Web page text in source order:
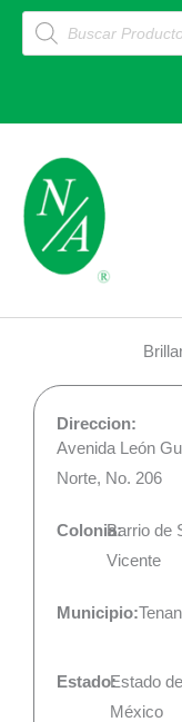
Products
search
Direccion:
Avenida León
Norte, No. 206
Colonia:Barrio de
Vicente
Municipio:
Estado:Estado de
México